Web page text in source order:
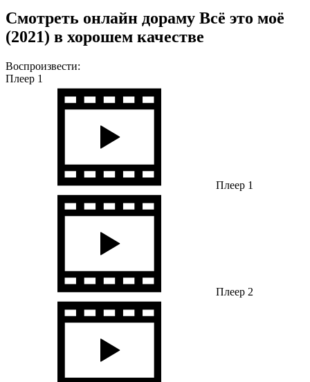
Смотреть онлайн дораму Всё это моё
(2021) в хорошем качестве
Воспроизвести:
Плеер 1
Плеер 1
Плеер 2